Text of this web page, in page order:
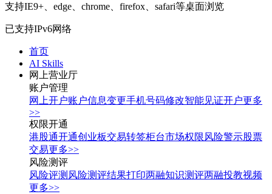
支持IE9+、edge、chrome、firefox、safari等桌面浏览
已支持IPv6网络
首页
AI Skills
网上营业厅
账户管理
网上开户账户信息变更手机号码修改智能见证开户更多
>>
权限开通
港股通开通创业板交易转签柜台市场权限风险警示股票
交易更多>>
风险测评
风险评测 风险测评结果打印两融知识测评两融投教视频
更多>>